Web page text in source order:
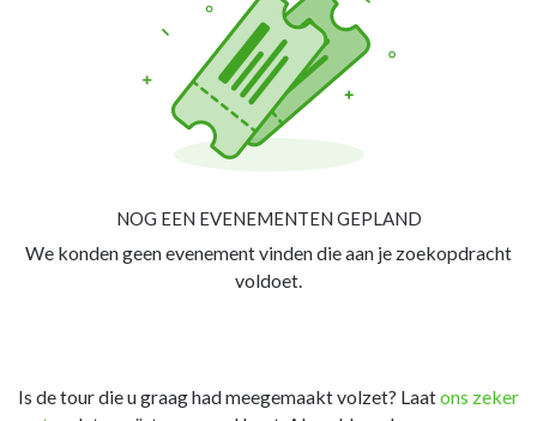
NOG EEN EVENEMENTEN GEPLAND
We konden geen evenement vinden die aan je zoekopdracht
voldoet.
Is de tour die u graag had meegemaakt volzet? Laatons zeker